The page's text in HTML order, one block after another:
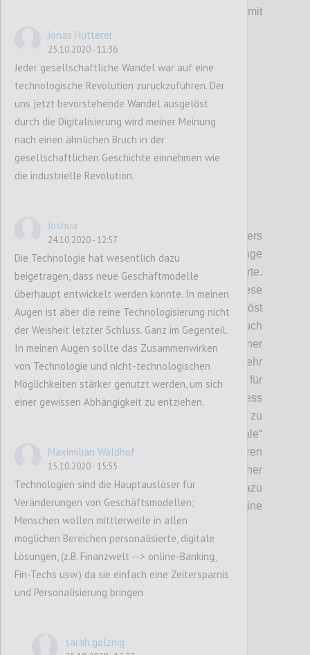
Entwicklung neuer Geschäftsmodelle mit
mehr ökonomischen Puffern?
Kritische Unsicherheiten
: Als besonders
kritisch und unsicher erschien uns die Frage
gemeinsamerbzw. verbindender
Werte.
Wobei wir uns bewusst sind, dass diese
Wertediskussion nicht so einfach gelöst
werden kann. Gerade bei Werten ist auch
Diversität wichtig, um denEinzelnen in seiner
Kreativität und seiner Entfaltung nicht zu sehr
zu beschränken.Zu starkeKonformität istfür
die Entstehung von Innovationen im Business
Bereich, die wir jetzt dringend benötigend, zu
soziale“
aber nicht alleine abgekoppelt in unseren
individuellen Blasen, sondern auch in einer
Gemeinschaft, in der verbindende Werte dazu
führen können, gemeinsam eine
wünschenswertere Zukunft zu ge
Jonas Hutterer
25.10.2020 - 11:36
Jeder gesellschaftliche Wandel war auf eine
technologische Revolution zurückzuführen. Der
uns jetzt bevorstehende Wandel ausgelöst
durch die Digitalisierung wird meiner Meinung
nach einen ähnlichen Bruch in der
gesellschaftlichen Geschichte einnehmen wie
die industrielle Revolution.
Joshua
24.10.2020 - 12:57
Die Technologie hat wesentlich dazu
beigetragen, dass neue Geschäftmodelle
überhaupt entwickelt werden konnte. In meinen
Augen ist aber die reine Technologisierung nicht
der Weisheit letzter Schluss. Ganz im Gegenteil.
In meinen Augen sollte das Zusammenwirken
von Technologie und nicht-technologischen
Möglichkeiten stärker genutzt werden, um sich
einer gewissen Abhängigkeit zu entziehen.
Maximilian Waldhof
15.10.2020 - 15:55
Technologien sind die Hauptauslöser für
Veränderungen von Geschäftsmodellen;
Menschen wollen mittlerweile in allen
möglichen Bereichen personalisierte, digitale
Lösungen, (z.B. Finanzwelt --> online-Banking,
Fin-Techs usw.) da sie einfach eine Zeitersparnis
und Personalisierung bringen
sarah.golznig